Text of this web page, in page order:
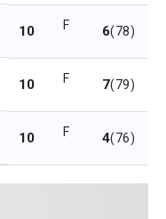
10 F 6(78)
10 F 7(79)
10 F 4(76)